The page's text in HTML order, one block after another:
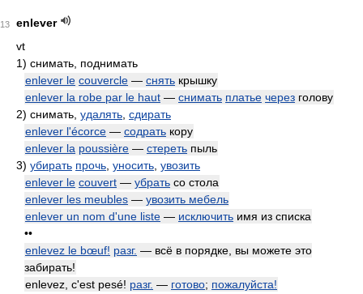
13
enlever
vt
1) снимать, поднимать
enlever le couvercle — снять крышку
enlever la robe par le haut — снимать платье через голову
2) снимать, удалять сдирать
enlever l'écorce — содрать кору
enlever la poussière — стереть пыль
3) убирать прочь уносить увозить
enlever le couvert — убрать со стола
enlever les meubles — увозить мебель
enlever un nom d'une liste — исключить имя из списка
••
enlevez le bœuf! разг. — всё в порядке, вы можете это
забирать!
enlevez, c'est pesé! разг. — готово; пожалуйста!